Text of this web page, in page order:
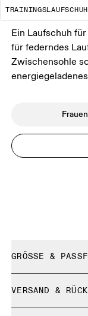
TRAININGSLAUFSCHUH
Ein Laufschuh
für federndes
Zwischensohle
Frauen
GRÖSSE &
VERSAND &